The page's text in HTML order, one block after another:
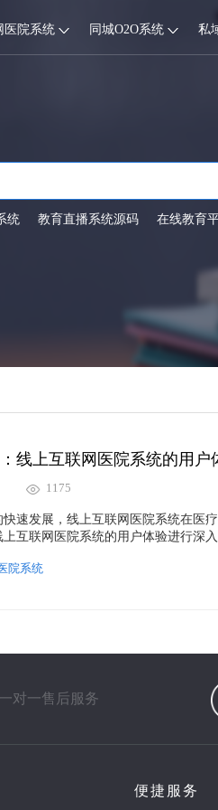
医院系统 同城O2O系统 私
统 教育直播系统源码 在线教育
线上互联网医院系统的用户
1175
快速发展，线上互联网医院系统在医
互联网医院系统的用户体验进行深
院系统
一对一售后服务
便捷服务